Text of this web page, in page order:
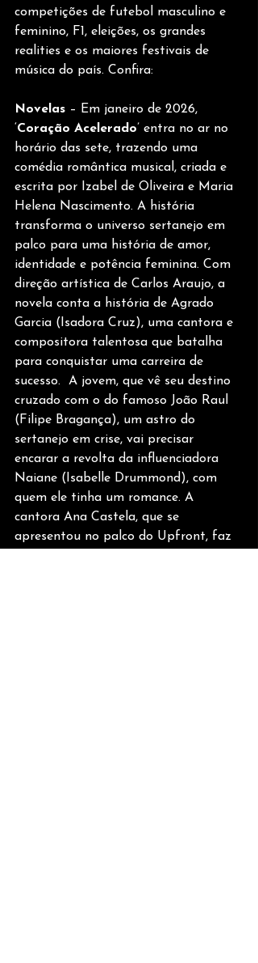
competições de futebol masculino e
feminino, F1, eleições, os grandes
realities e os maiores festivais de
música do país. Confira:
Novelas – Em janeiro de 2026,
‘Coração Acelerado’ entra no ar no
horário das sete, trazendo uma
comédia romântica musical, criada e
escrita por Izabel de Oliveira e Maria
Helena Nascimento. A história
transforma o universo sertanejo em
palco para uma história de amor,
identidade e potência feminina. Com
direção artística de Carlos Araujo, a
novela conta a história de Agrado
Garcia (Isadora Cruz), uma cantora e
compositora talentosa que batalha
para conquistar uma carreira de
sucesso.  A jovem, que vê seu destino
cruzado com o do famoso João Raul
(Filipe Bragança), um astro do
sertanejo em crise, vai precisar
encarar a revolta da influenciadora
Naiane (Isabelle Drummond), com
quem ele tinha um romance. A
cantora Ana Castela, que se
apresentou no palco do Upfront, faz